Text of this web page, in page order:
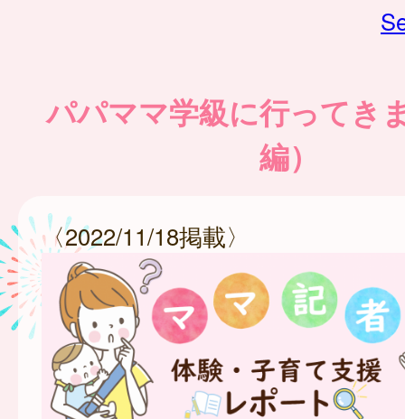
パパママ学級に行ってき
編）
〈2022/11/18掲載〉